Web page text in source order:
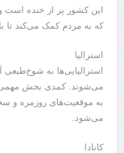
این کشور پر از خنده است
که به مردم کمک می‌کند تا
استرالیا
استرالیایی‌ها به
می‌شوند. کمدی بخش مهمی
به موقعیت‌های روزمره و
می‌شود.
کانادا